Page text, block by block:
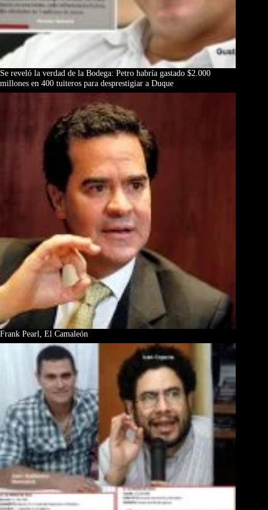
Se reveló la verdad de la Bodega: Petro habría gastado $2.000
millones en 400 tuiteros para desprestigiar a Duque
Frank Pearl, El Camaleón